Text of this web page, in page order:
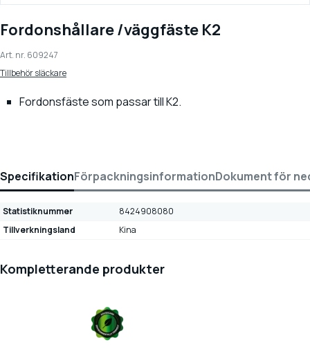
Fordonshållare /väggfäste K2
Art. nr. 609247
Tillbehör släckare
Fordonsfäste som passar till K2.
SpecifikationFörpackningsinformationDokument för
Statistiknummer
8424908080
Tillverkningsland
Kina
Kompletterande produkter